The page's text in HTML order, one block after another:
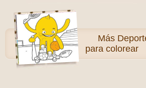
Más
para colorear